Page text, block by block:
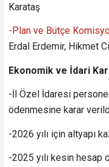
Karataş
-Plan ve Bütçe
Erdal Erdemir, Hikmet
Ekonomik ve İdari
-İl Özel İdaresi
ödenmesine karar
-2026 yılı için altyapı
-2025 yılı kesin